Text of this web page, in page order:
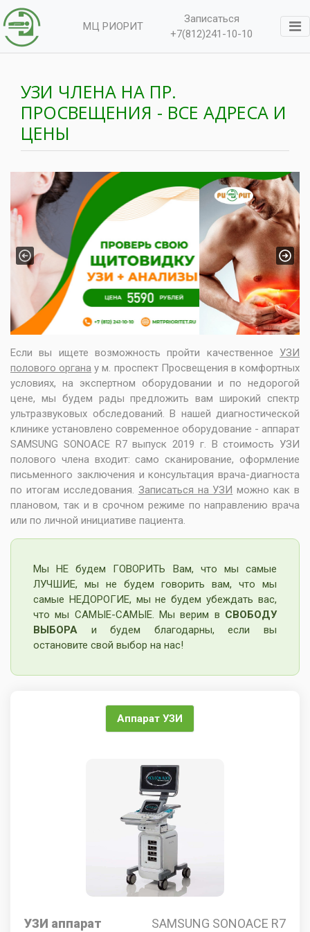
МЦ РИОРИТ
Записаться
+7(812)241-10-10
УЗИ ЧЛЕНА НА ПР.
ПРОСВЕЩЕНИЯ - ВСЕ АДРЕСА И
ЦЕНЫ
Previous Next
Если вы ищете возможность пройти качественное УЗИ
полового органа у м. проспект Просвещения в комфортных
условиях, на экспертном оборудовании и по недорогой
цене, мы будем рады предложить вам широкий спектр
ультразвуковых обследований. В нашей диагностической
клинике установлено современное оборудование - аппарат
SAMSUNG SONOACE R7 выпуск 2019 г. В стоимость УЗИ
полового члена входит: само сканирование, оформление
письменного заключения и консультация врача-диагноста
по итогам исследования. Записаться на УЗИ можно как в
плановом, так и в срочном режиме по направлению врача
или по личной инициативе пациента.
Мы НЕ будем ГОВОРИТЬ Вам, что мы самые
ЛУЧШИЕ, мы не будем говорить вам, что мы
самые НЕДОРОГИЕ, мы не будем убеждать вас,
что мы САМЫЕ-САМЫЕ. Мы верим в СВОБОДУ
ВЫБОРА и будем благодарны, если вы
остановите свой выбор на нас!
Аппарат УЗИ
УЗИ аппарат SAMSUNG SONOACE R7